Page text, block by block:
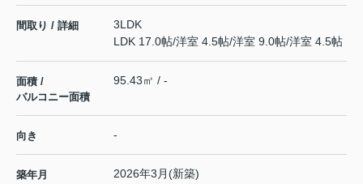
間取り / 詳細
3LDK
LDK 17.0帖/洋室 4.5帖/洋室 9.0帖/洋室 4.5帖
面積 /
バルコニー面積
95.43㎡ / -
向き -
築年月 2026年3月(新築)